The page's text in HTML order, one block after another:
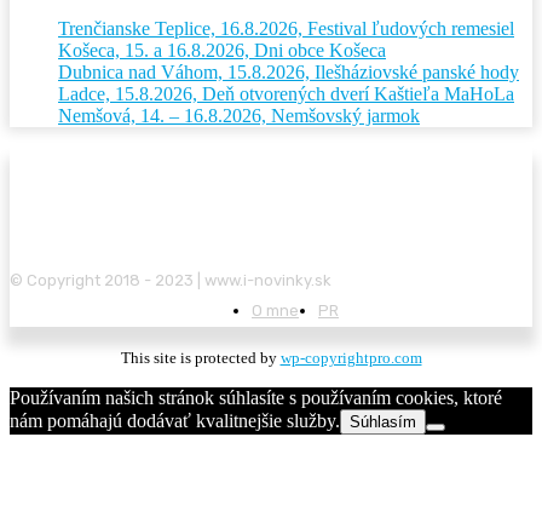
Trenčianske Teplice, 16.8.2026, Festival ľudových remesiel
Košeca, 15. a 16.8.2026, Dni obce Košeca
Dubnica nad Váhom, 15.8.2026, Ilešháziovské panské hody
Ladce, 15.8.2026, Deň otvorených dverí Kaštieľa MaHoLa
Nemšová, 14. – 16.8.2026, Nemšovský jarmok
© Copyright 2018 - 2023 | www.i-novinky.sk
O mne
PR
This site is protected by wp-copyrightpro.com
Používaním našich stránok súhlasíte s používaním cookies, ktoré
nám pomáhajú dodávať kvalitnejšie služby. Súhlasím